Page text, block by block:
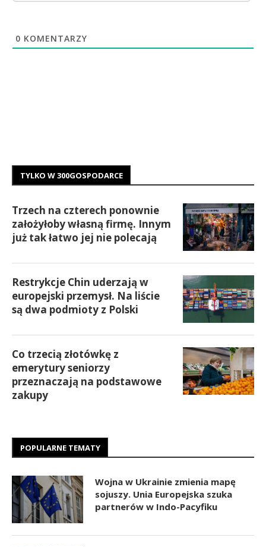
0 KOMENTARZY
TYLKO W 300GOSPODARCE
Trzech na czterech ponownie
założyłoby własną firmę. Innym
już tak łatwo jej nie polecają
Restrykcje Chin uderzają w
europejski przemysł. Na liście
są dwa podmioty z Polski
Co trzecią złotówkę z
emerytury seniorzy
przeznaczają na podstawowe
zakupy
POPULARNE TEMATY
Wojna w Ukrainie zmienia mapę
sojuszy. Unia Europejska szuka
partnerów w Indo-Pacyfiku